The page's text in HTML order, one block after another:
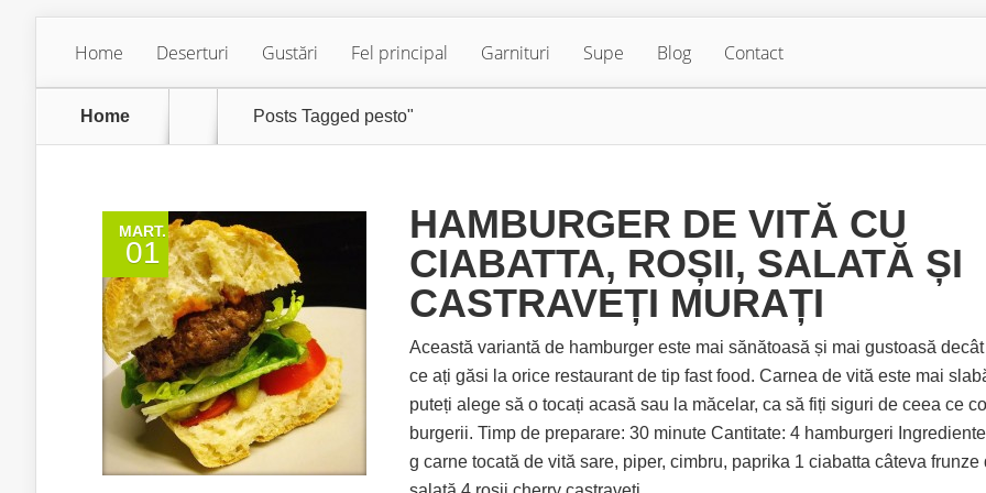
Home Deserturi Gustări Fel principal Garnituri Supe Blog Contact
Home Posts Tagged pesto"
MART.
01
HAMBURGER DE VITĂ CU
CIABATTA, ROȘII, SALATĂ ȘI
CASTRAVEȚI MURAȚI
Această variantă de hamburger este mai sănătoasă și mai gustoasă
ce ați găsi la orice restaurant de tip fast food. Carnea de vită este mai
puteți alege să o tocați acasă sau la măcelar, ca să fiți siguri de ceea ce
burgerii. Timp de preparare: 30 minute Cantitate: 4 hamburgeri
g carne tocată de vită sare, piper, cimbru, paprika 1 ciabatta câteva frunze